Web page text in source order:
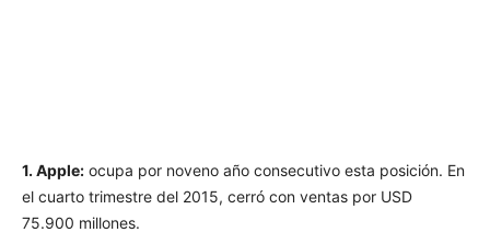
1. Apple: ocupa por noveno año consecutivo esta posición. En
el cuarto trimestre del 2015, cerró con ventas por USD
75.900 millones.